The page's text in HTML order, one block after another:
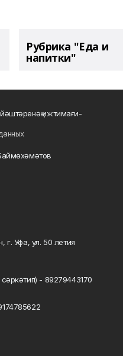
Рубрика "Еда и
напитки"
ижтимағи-
г. Уфа, ул. 50 летия
- 89279443170